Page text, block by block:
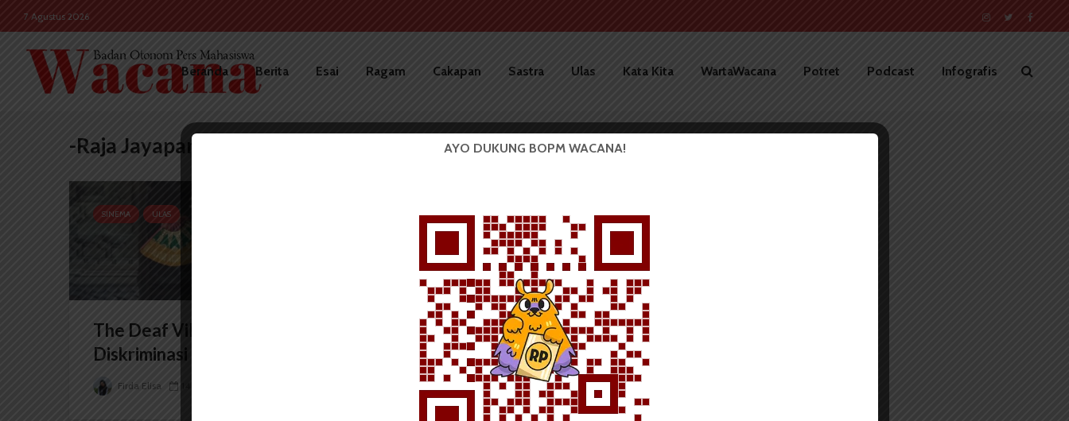
7 Agustus 2026
Beranda Berita Esai Ragam Cakapan Sastra Ulas Kata Kita WartaWacana Potret Podcast Infografis
-Raja Jayapangus
SINEMA ULAS
The Deaf Village: Desa Tanpa
Diskriminasi
Firda Elisa
AYO DUKUNG BOPM WACANA!